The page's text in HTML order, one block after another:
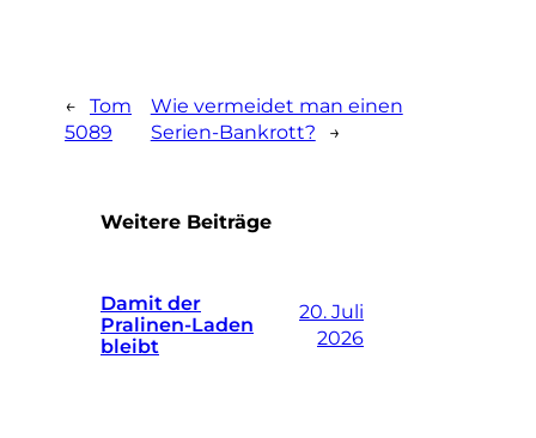
← Tom
5089
Wie vermeidet man einen
Serien-Bankrott?
→
Weitere Beiträge
Damit der
Pralinen-Laden
bleibt
20. Juli
2026